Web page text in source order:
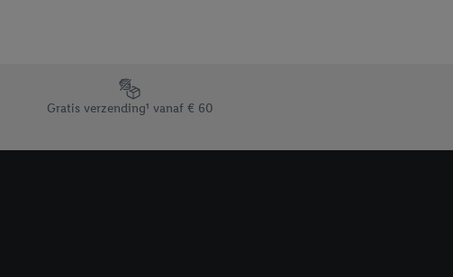
Footerelement met de verschillende USPs van Lidl.be
Gratis verzending¹ vanaf € 60